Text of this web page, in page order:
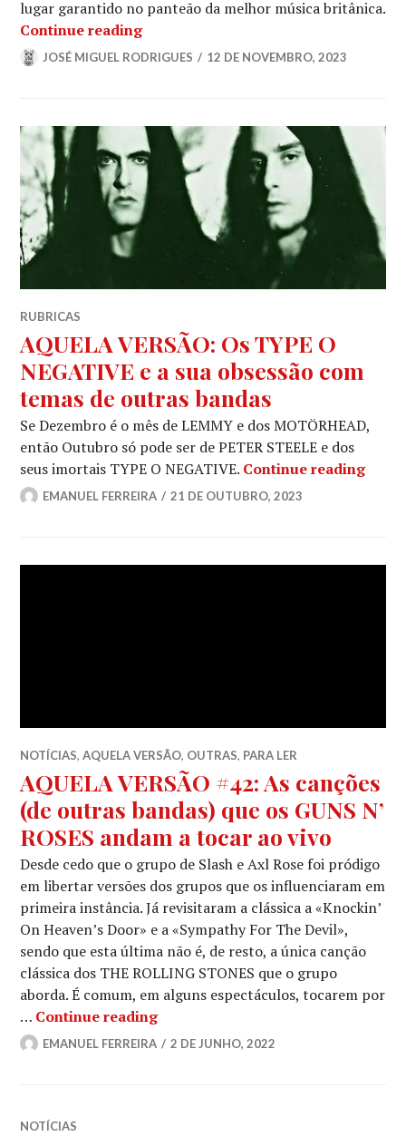
lugar garantido no panteão da melhor música britânica.
Continue readingHAWKWIND: Ácido, nudez e
JOSÉ MIGUEL RODRIGUES 12 DE NOVEMBRO, 2023
RUBRICAS
AQUELA VERSÃO: Os TYPE O
NEGATIVE e a sua obsessão com
temas de outras bandas
Se Dezembro é o mês de LEMMY e dos MOTÖRHEAD,
então Outubro só pode ser de PETER STEELE e dos
seus imortais TYPE O NEGATIVE. Continue reading
EMANUEL FERREIRA 21 DE OUTUBRO, 2023
NOTÍCIAS,AQUELA VERSÃO, OUTRAS, PARA LER
AQUELA VERSÃO #42: As canções
(de outras bandas) que os GUNS N’
ROSES andam a tocar ao vivo
Desde cedo que o grupo de Slash e Axl Rose foi pródigo
em libertar versões dos grupos que os influenciaram em
primeira instância. Já revisitaram a clássica a «Knockin’
On Heaven’s Door» e a «Sympathy For The Devil»,
sendo que esta última não é, de resto, a única canção
clássica dos THE ROLLING STONES que o grupo
aborda. É comum, em alguns espectáculos, tocarem por
… Continue readingAQUELA VERSÃO #42: As
EMANUEL FERREIRA 2 DE JUNHO, 2022
NOTÍCIAS